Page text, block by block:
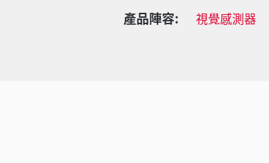
產品陣容: 視覺感測器